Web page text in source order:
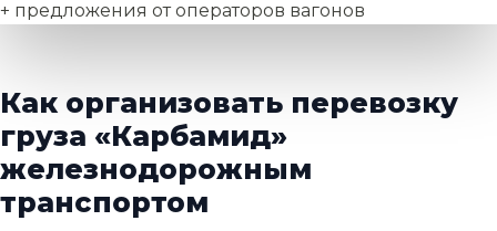
+ предложения от операторов вагонов
Как организовать перевозку
груза «Карбамид»
железнодорожным
транспортом